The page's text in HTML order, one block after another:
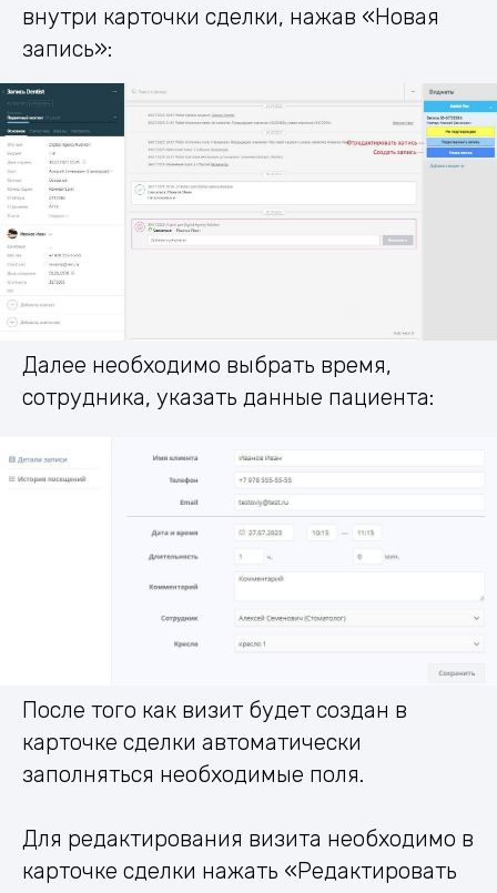
внутри карточки сделки, нажав «Новая
запись»:
Далее необходимо выбрать время,
сотрудника, указать данные пациента:
После того как визит будет создан в
карточке сделки автоматически
заполняться необходимые поля.
Для редактирования визита необходимо в
карточке сделки нажать «Редактировать